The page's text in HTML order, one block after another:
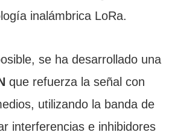
inalámbrica LoRa.
se ha desarrollado una
que refuerza la señal con
utilizando la banda de
interferencias e inhibidores